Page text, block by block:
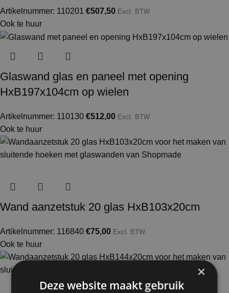
Artikelnummer: 110201 €507,50 Excl. BTW
Ook te huur
Glaswand glas en paneel met opening
HxB197x104cm op wielen
Artikelnummer: 110130 €512,00 Excl. BTW
Ook te huur
Wand aanzetstuk 20 glas HxB103x20cm
Artikelnummer: 116840 €75,00 Excl. BTW
Ook te huur
×
Deze website maakt gebruik